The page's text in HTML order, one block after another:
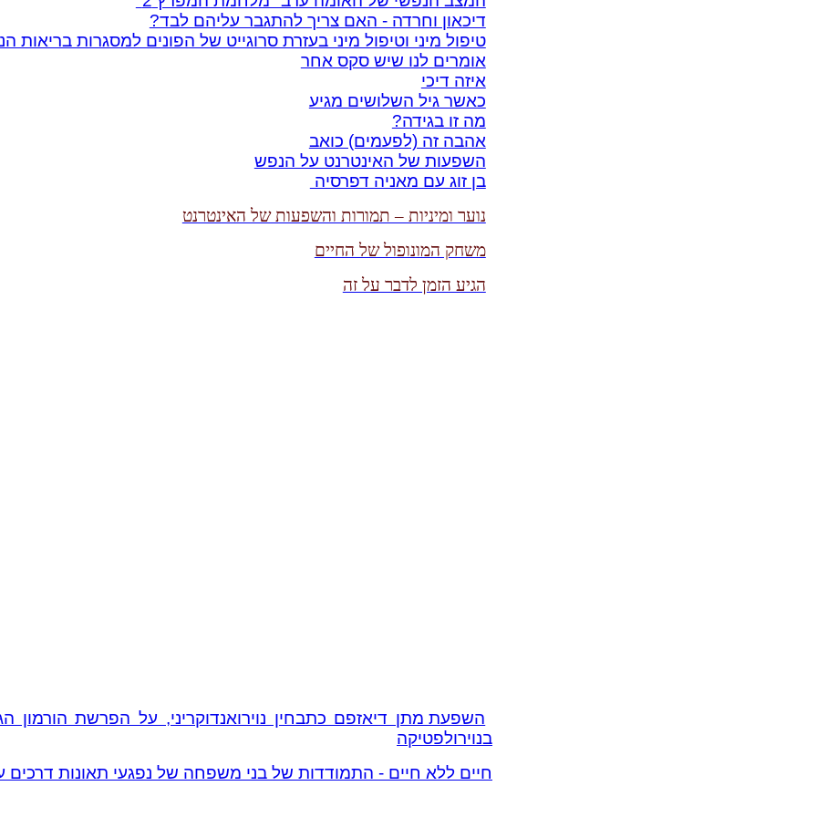
דיכאון וחרדה - האם צריך להתגבר עליהם לבד?
טיפול מיני וטיפול מיני בעזרת סרוגייט של הפונים למסגרות בריאות
אומרים לנו שיש סקס אחר
איזה דיכי
כאשר גיל השלושים מגיע
מה זו בגידה?
אהבה זה (לפעמים) כואב
השפעות של האינטרנט על הנפש
בן זוג עם מאניה דפרסיה ‏
נוער ומיניות – תמורות והשפעות של האינטרנט
משחק המונופול של החיים
הגיע הזמן לדבר על זה
השפעת מתן דיאזפם כתבחין נוירואנדוקריני, על הפרשת הורמון
בנוירולפטיקה
חיים ללא חיים - התמודדות של בני משפחה של נפגעי תאונות דרכים